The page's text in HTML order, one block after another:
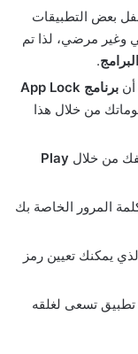
بعض التطبيقات
وغير مرضي، لذا تم
.
برنامج App Lock
من خلال هذا
من خلال Play
المرور الخاصة بك
يمكنك تعيين رمز
تطبيق تسعى لغلقه